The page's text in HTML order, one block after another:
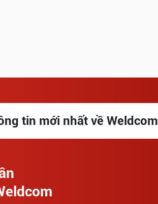
tin mới nhất về Weldcom